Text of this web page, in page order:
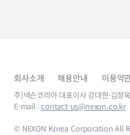
회사소개 채용안내 이용약
주)넥슨코리아 대표이사 강대현·
E-mail :contact-us@nexon.co.kr
© NEXON Korea Corporation All